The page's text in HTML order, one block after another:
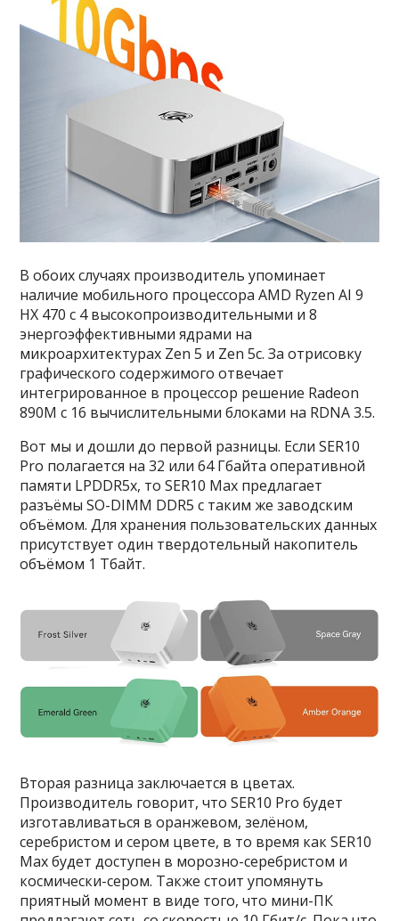
В обоих случаях производитель упоминает
наличие мобильного процессора AMD Ryzen AI 9
HX 470 с 4 высокопроизводительными и 8
энергоэффективными ядрами на
микроархитектурах Zen 5 и Zen 5c. За отрисовку
графического содержимого отвечает
интегрированное в процессор решение Radeon
890M с 16 вычислительными блоками на RDNA 3.5.
Вот мы и дошли до первой разницы. Если SER10
Pro полагается на 32 или 64 Гбайта оперативной
памяти LPDDR5x, то SER10 Max предлагает
разъёмы SO-DIMM DDR5 с таким же заводским
объёмом. Для хранения пользовательских данных
присутствует один твердотельный накопитель
объёмом 1 Тбайт.
Вторая разница заключается в цветах.
Производитель говорит, что SER10 Pro будет
изготавливаться в оранжевом, зелёном,
серебристом и сером цвете, в то время как SER10
Max будет доступен в морозно-серебристом и
космически-сером. Также стоит упомянуть
приятный момент в виде того, что мини-ПК